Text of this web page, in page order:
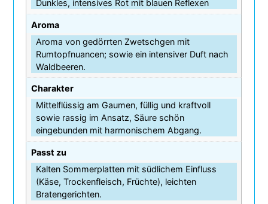
Dunkles, intensives Rot mit blauen Reflexen
Aroma
Aroma von gedörrten Zwetschgen mit
Rumtopfnuancen; sowie ein intensiver Duft nach
Waldbeeren.
Charakter
Mittelflüssig am Gaumen, füllig und kraftvoll
sowie rassig im Ansatz, Säure schön
eingebunden mit harmonischem Abgang.
Passt zu
Kalten Sommerplatten mit südlichem Einfluss
(Käse, Trockenfleisch, Früchte), leichten
Bratengerichten.